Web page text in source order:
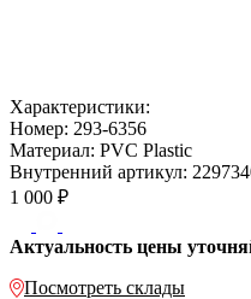
Характеристики:
Номер: 293-6356
Материал: PVC Plastic
Внутренний артикул:
1 000 ₽
Актуальность цены
Посмотреть склады